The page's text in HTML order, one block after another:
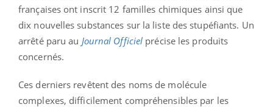
françaises ont inscrit 12 familles chimiques ainsi que
dix nouvelles substances sur la liste des stupéfiants. Un
arrêté paru au Journal Officiel précise les produits
concernés.
Ces derniers revêtent des noms de molécule
complexes, difficilement compréhensibles par les